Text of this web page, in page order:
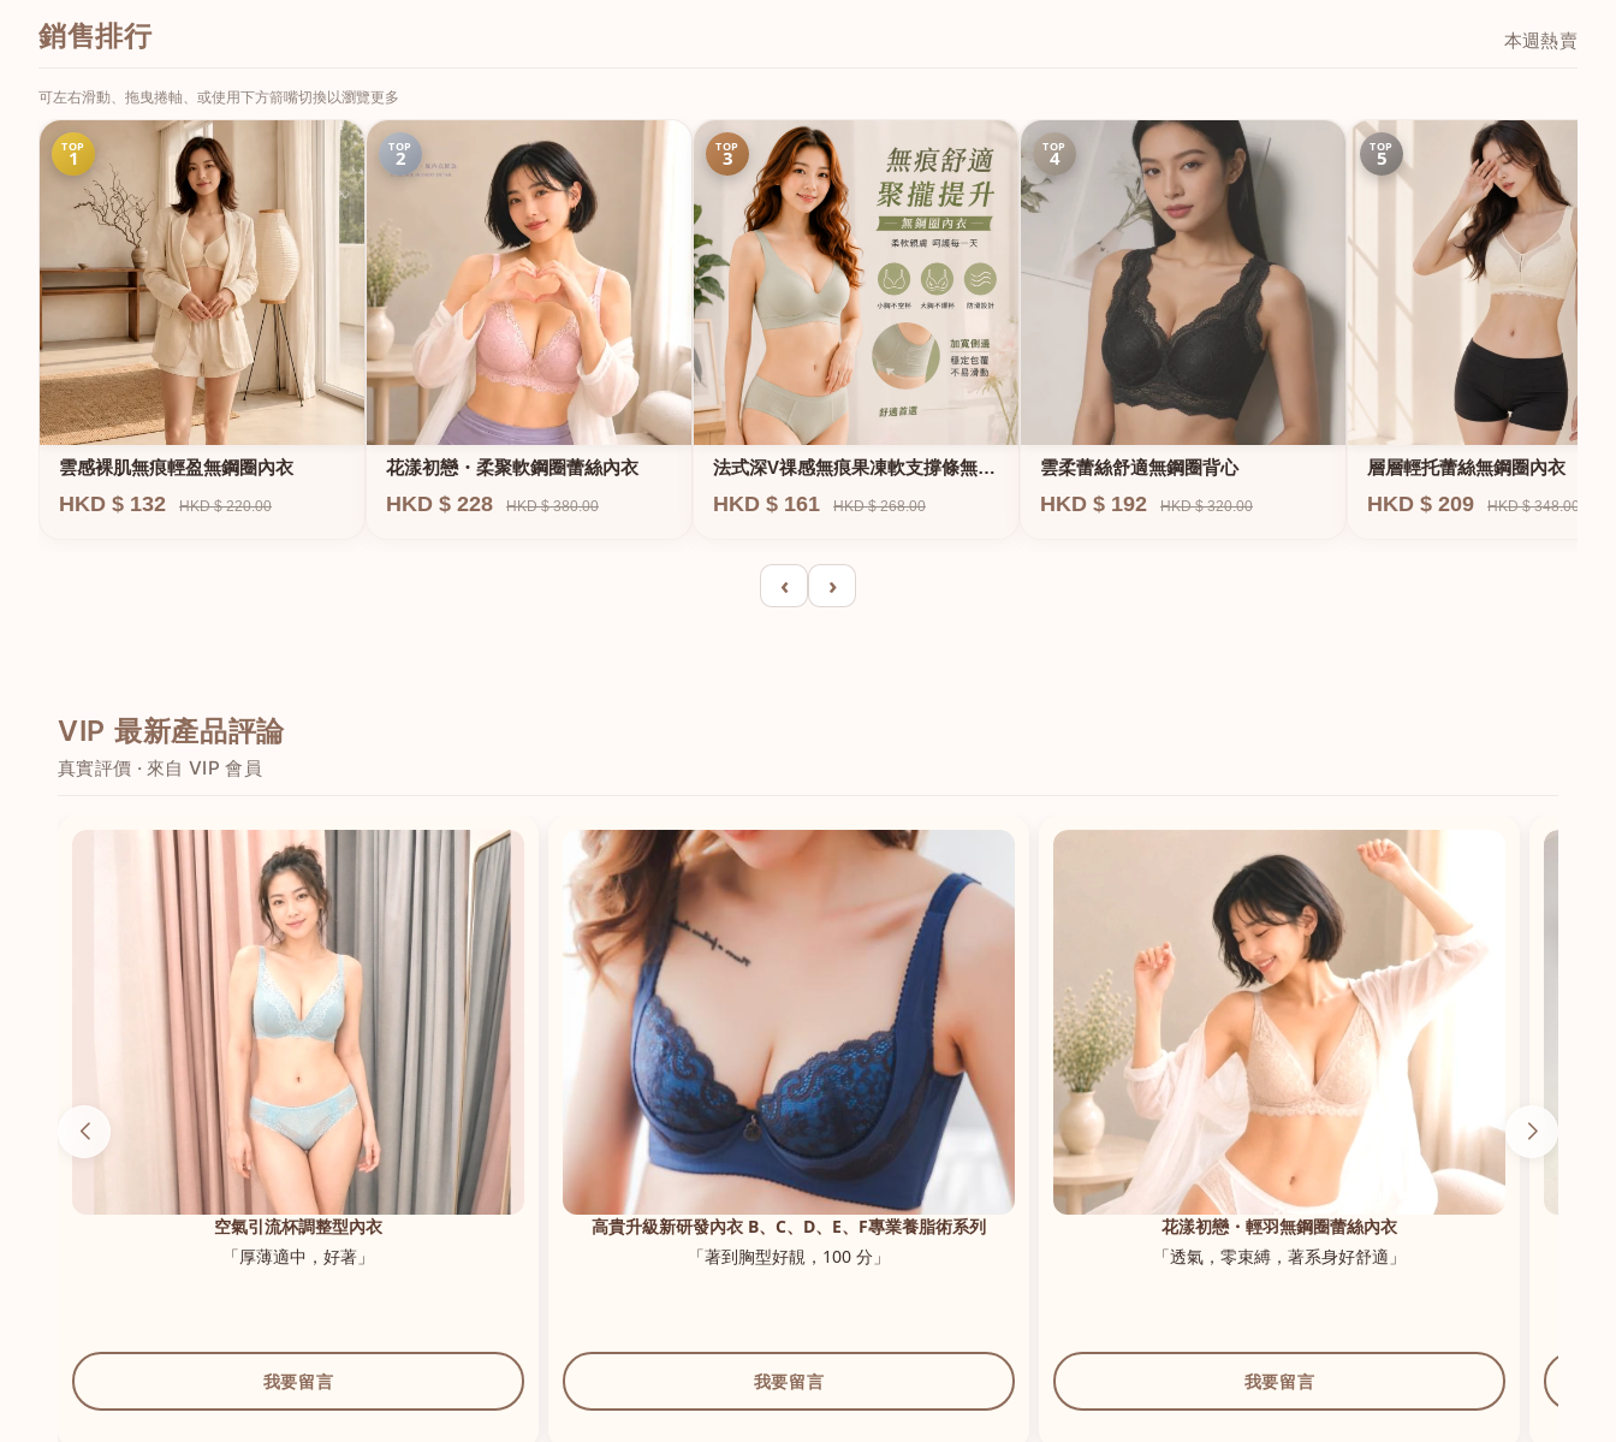
銷售排行 本週熱賣
可左右滑動、拖曳捲軸、或使用下方箭嘴切換以瀏覽更多
TOP
1
雲感裸肌無痕輕盈無鋼圈內衣
HKD $ 132 HKD $ 220.00
TOP
2
花漾初戀・柔聚軟鋼圈蕾絲內衣
HKD $ 228 HKD $ 380.00
TOP
3
法式深V祼感無痕果凍軟支撐條無鋼
圈內衣
HKD $ 161 HKD $ 268.00
TOP
4
雲柔蕾絲舒適無鋼圈背心
HKD $ 192 HKD $ 320.00
TOP
5
層層輕托蕾絲無鋼圈內衣
HKD $ 209 HKD $ 348.00
‹ ›
VIP 最新產品評論
真實評價 · 來自 VIP 會員
空氣引流杯調整型內衣
「厚薄適中，好著」
我要留言
高貴升級新研發內衣 B、C、D、E、F專業養脂術系列
「著到胸型好靚，100 分」
我要留言
花漾初戀・輕羽無鋼圈蕾絲內衣
「透氣，零束縛，著系身好舒適」
我要留言